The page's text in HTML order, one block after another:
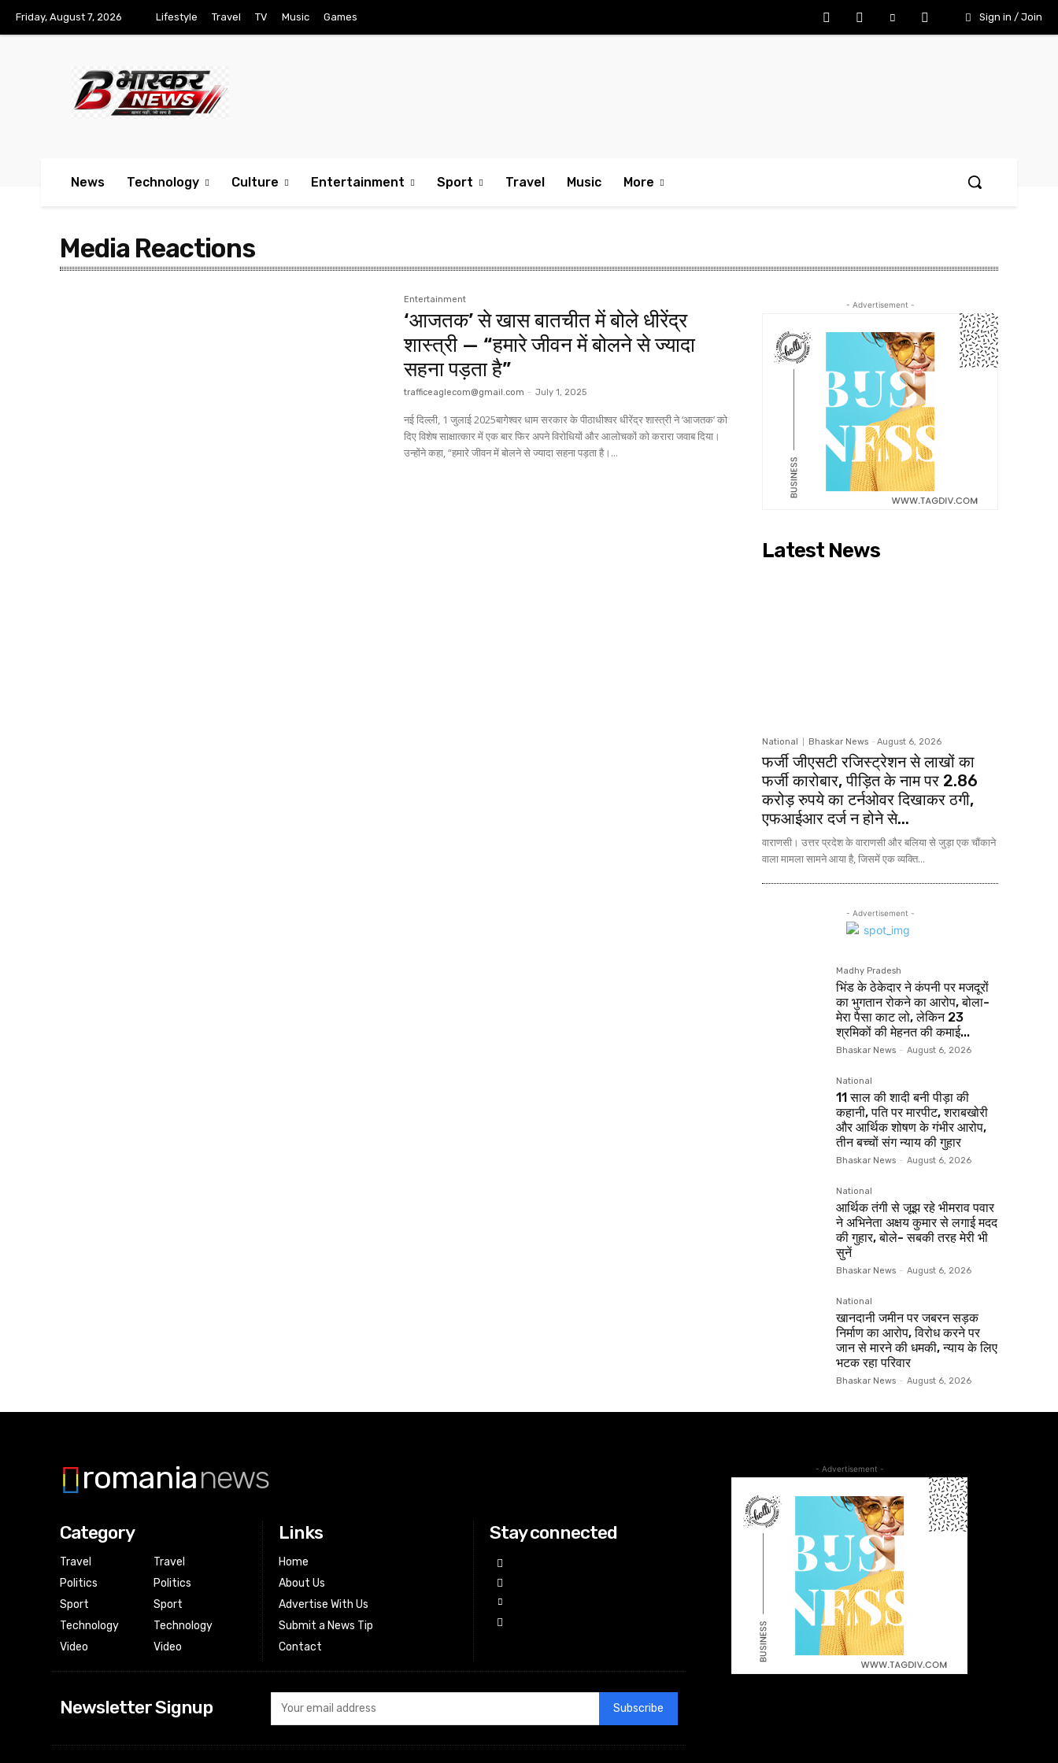
Friday, August 7, 2026 Lifestyle Travel TV Music Games Sign in / Join
News Technology Culture Entertainment Sport Travel Music More
Media Reactions
Entertainment
‘आजतक’ से खास बातचीत में बोले धीरेंद्र
शास्त्री — “हमारे जीवन में बोलने से ज्यादा
सहना पड़ता है”
trafficeaglecom@gmail.com - July 1, 2025
नई दिल्ली, 1 जुलाई 2025बागेश्वर धाम सरकार के पीठाधीश्वर धीरेंद्र शास्त्री ने ‘आजतक’ को
दिए विशेष साक्षात्कार में एक बार फिर अपने विरोधियों और आलोचकों को करारा जवाब दिया।
उन्होंने कहा, “हमारे जीवन में बोलने से ज्यादा सहना पड़ता है।...
- Advertisement -
Latest News
National Bhaskar News - August 6, 2026
फर्जी जीएसटी रजिस्ट्रेशन से लाखों का
फर्जी कारोबार, पीड़ित के नाम पर 2.86
करोड़ रुपये का टर्नओवर दिखाकर ठगी,
एफआईआर दर्ज न होने से...
वाराणसी। उत्तर प्रदेश के वाराणसी और बलिया से जुड़ा एक चौंकाने
वाला मामला सामने आया है, जिसमें एक व्यक्ति...
- Advertisement -
Madhy Pradesh
भिंड के ठेकेदार ने कंपनी पर मजदूरों
का भुगतान रोकने का आरोप, बोला-
मेरा पैसा काट लो, लेकिन 23
श्रमिकों की मेहनत की कमाई...
Bhaskar News - August 6, 2026
National
11 साल की शादी बनी पीड़ा की
कहानी, पति पर मारपीट, शराबखोरी
और आर्थिक शोषण के गंभीर आरोप,
तीन बच्चों संग न्याय की गुहार
Bhaskar News - August 6, 2026
National
आर्थिक तंगी से जूझ रहे भीमराव पवार
ने अभिनेता अक्षय कुमार से लगाई मदद
की गुहार, बोले- सबकी तरह मेरी भी
सुनें
Bhaskar News - August 6, 2026
National
खानदानी जमीन पर जबरन सड़क
निर्माण का आरोप, विरोध करने पर
जान से मारने की धमकी, न्याय के लिए
भटक रहा परिवार
Bhaskar News - August 6, 2026
romanianews
Category
Travel
Politics
Sport
Technology
Video
Travel
Politics
Sport
Technology
Video
Links
Home
About Us
Advertise With Us
Submit a News Tip
Contact
Stay connected
Newsletter Signup Subscribe
- Advertisement -